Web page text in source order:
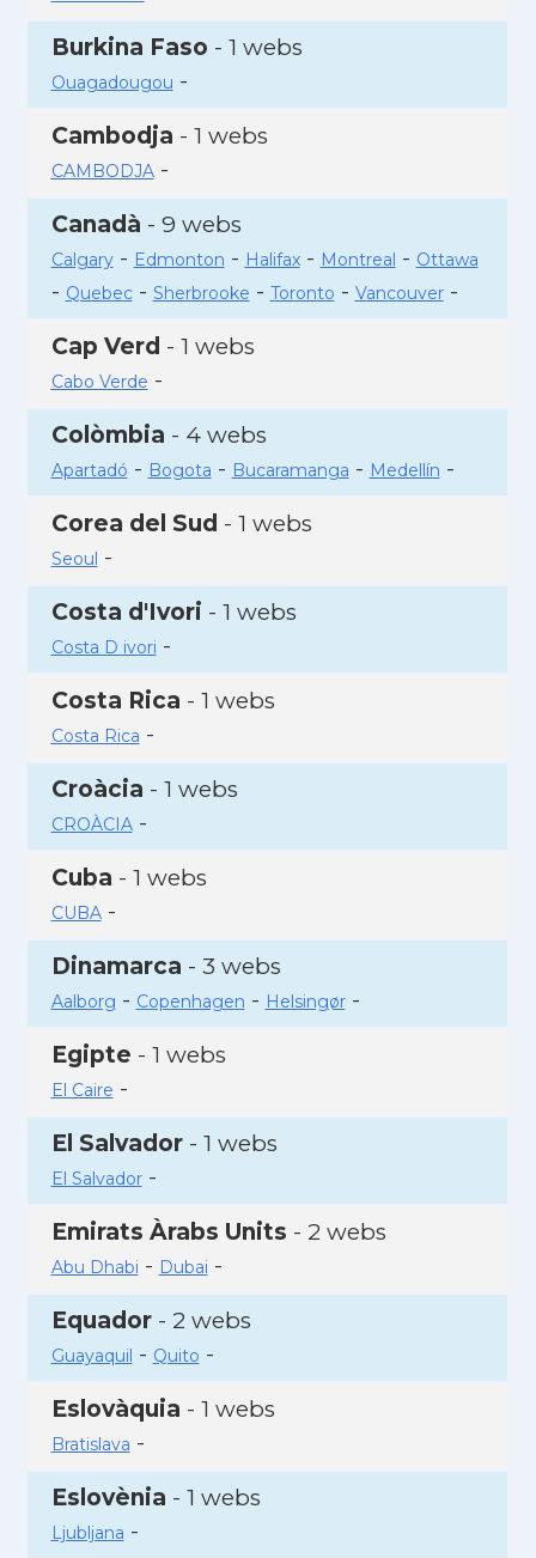
Burkina Faso - 1 webs
Ouagadougou -
Cambodja - 1 webs
CAMBODJA-
Canadà - 9 webs
Calgary- Edmonton - Halifax- Montreal - Ottawa
- Quebec- Sherbrooke - Toronto - Vancouver-
Cap Verd - 1 webs
Cabo Verde -
Colòmbia - 4 webs
Apartadó - Bogota - Bucaramanga - Medellín -
Corea del Sud - 1 webs
Seoul -
Costa d'Ivori - 1 webs
Costa D ivori -
Costa Rica - 1 webs
Costa Rica -
Croàcia - 1 webs
CROÀCIA-
Cuba - 1 webs
CUBA-
Dinamarca - 3 webs
Aalborg - Copenhagen - Helsingør-
Egipte - 1 webs
El Caire -
El Salvador- 1 webs
El Salvador-
Emirats Àrabs Units - 2 webs
Abu Dhabi - Dubai -
Equador- 2 webs
Guayaquil - Quito -
Eslovàquia - 1 webs
Bratislava -
Eslovènia - 1 webs
Ljubljana -